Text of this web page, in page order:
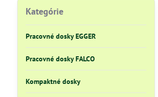
fulltextom
Kategórie
Pracovné dosky EGGER
Pracovné dosky FALCO
Kompaktné dosky